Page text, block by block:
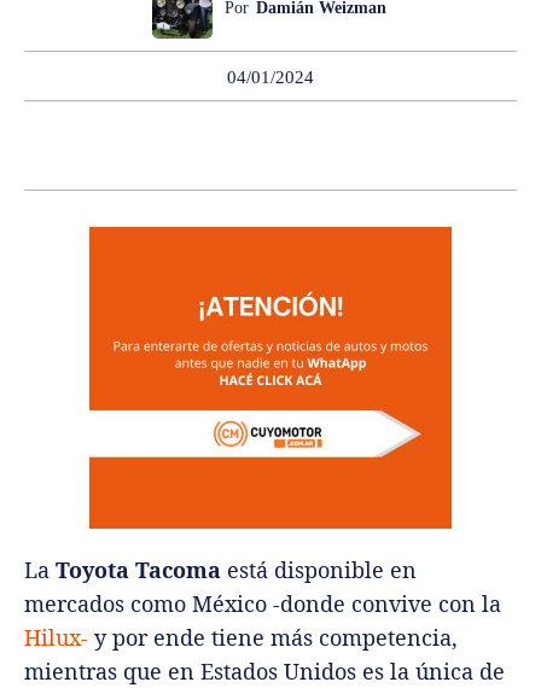
Por Damián Weizman
04/01/2024
La Toyota Tacoma está disponible en
mercados como México -donde convive con la
Hilux- y por ende tiene más competencia,
mientras que en Estados Unidos es la única de